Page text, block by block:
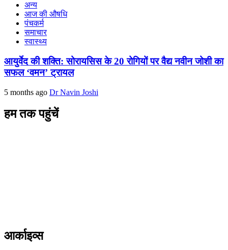
अन्य
आज की औषधि
पंचकर्म
समाचार
स्वास्थ्य
आयुर्वेद की शक्ति: सोरायसिस के 20 रोगियों पर वैद्य नवीन जोशी का
सफल ‘वमन’ ट्रायल
5 months ago Dr Navin Joshi
हम तक पहुंचें
आर्काइव्स